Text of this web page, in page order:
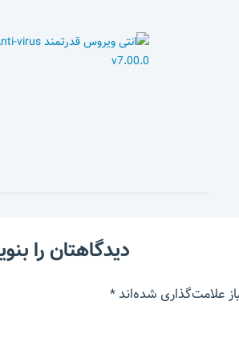
دیدگاهتان را
علامت‌گذاری شده‌اند*